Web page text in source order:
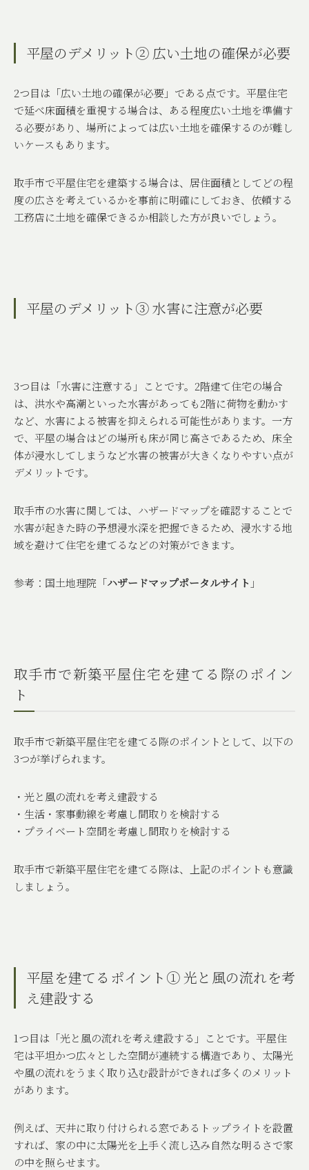
平屋のデメリット② 広い土地の確保が必要
2つ目は「広い土地の確保が必要」である点です。平屋住宅
で延べ床面積を重視する場合は、ある程度広い土地を準備す
る必要があり、場所によっては広い土地を確保するのが難し
いケースもあります。
取手市で平屋住宅を建築する場合は、居住面積としてどの程
度の広さを考えているかを事前に明確にしておき、依頼する
工務店に土地を確保できるか相談した方が良いでしょう。
平屋のデメリット③ 水害に注意が必要
3つ目は「水害に注意する」ことです。 2階建て住宅の場合
は、洪水や高潮といった水害があっても2階に荷物を動かす
など、水害による被害を抑えられる可能性があります。一方
で、平屋の場合はどの場所も床が同じ高さであるため、床全
体が浸水してしまうなど水害の被害が大きくなりやすい点が
デメリットです。
取手市の水害に関しては、ハザードマップを確認することで
水害が起きた時の予想浸水深を把握できるため、浸水する地
域を避けて住宅を建てるなどの対策ができます。
参考：国土地理院「ハザードマップポータルサイト 」
取手市で新築平屋住宅を建てる際のポイン
ト
取手市で新築平屋住宅を建てる際のポイントとして、以下の
3つが挙げられます。
・光と風の流れを考え建設する
・生活・家事動線を考慮し間取りを検討する
・プライベート空間を考慮し間取りを検討する
取手市で新築平屋住宅を建てる際は、上記のポイントも意識
しましょう。
平屋を建てるポイント① 光と風の流れを考
え建設する
1つ目は「光と風の流れを考え建設する」ことです。平屋住
宅は平坦かつ広々とした空間が連続する構造であり、太陽光
や風の流れをうまく取り込む設計ができれば多くのメリット
があります。
例えば、天井に取り付けられる窓であるトップライトを設置
すれば、家の中に太陽光を上手く流し込み自然な明るさで家
の中を照らせます。